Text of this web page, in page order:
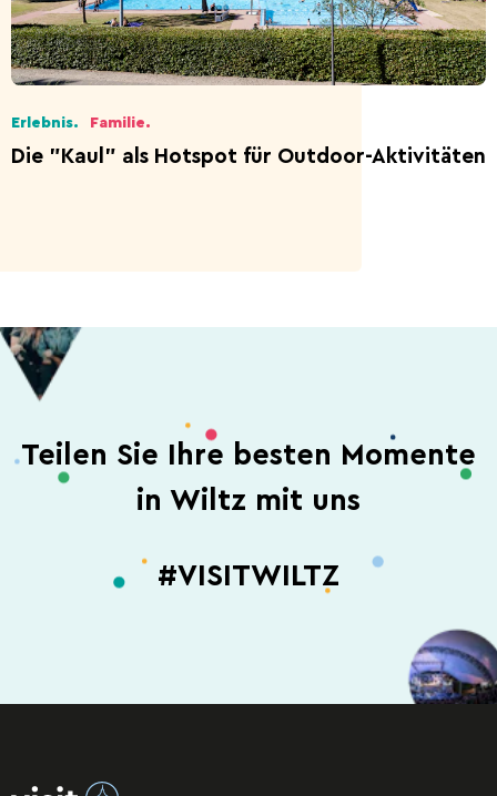
Erlebnis. Familie.
Die "Kaul" als Hotspot für Outdoor-Aktivitäten
Teilen Sie Ihre besten Momente
in Wiltz mit uns
#VISITWILTZ